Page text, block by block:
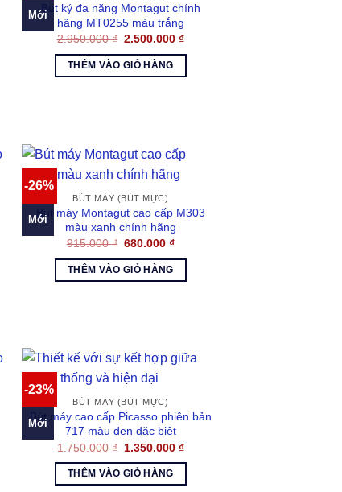
Mới
Bút ký đa năng Montagut chính
hãng MT0255 màu trắng
2.950.000₫ Giá
là:
2.950.000 ₫.
2.500.000₫Giá
THÊM VÀO GIỎ HÀNG
-26%
Mới
BÚT MÁY (BÚT MỰC)
Bút máy Montagut cao cấp M303
màu xanh chính hãng
915.000₫ Giá
là:
915.000 ₫.
680.000₫Giá
THÊM VÀO GIỎ HÀNG
-23%
Mới
BÚT MÁY (BÚT MỰC)
Bút máy cao cấp Picasso phiên bản
717 màu đen đặc biệt
1.750.000₫ Giá
là:
1.750.000 ₫.
1.350.000₫Giá
THÊM VÀO GIỎ HÀNG